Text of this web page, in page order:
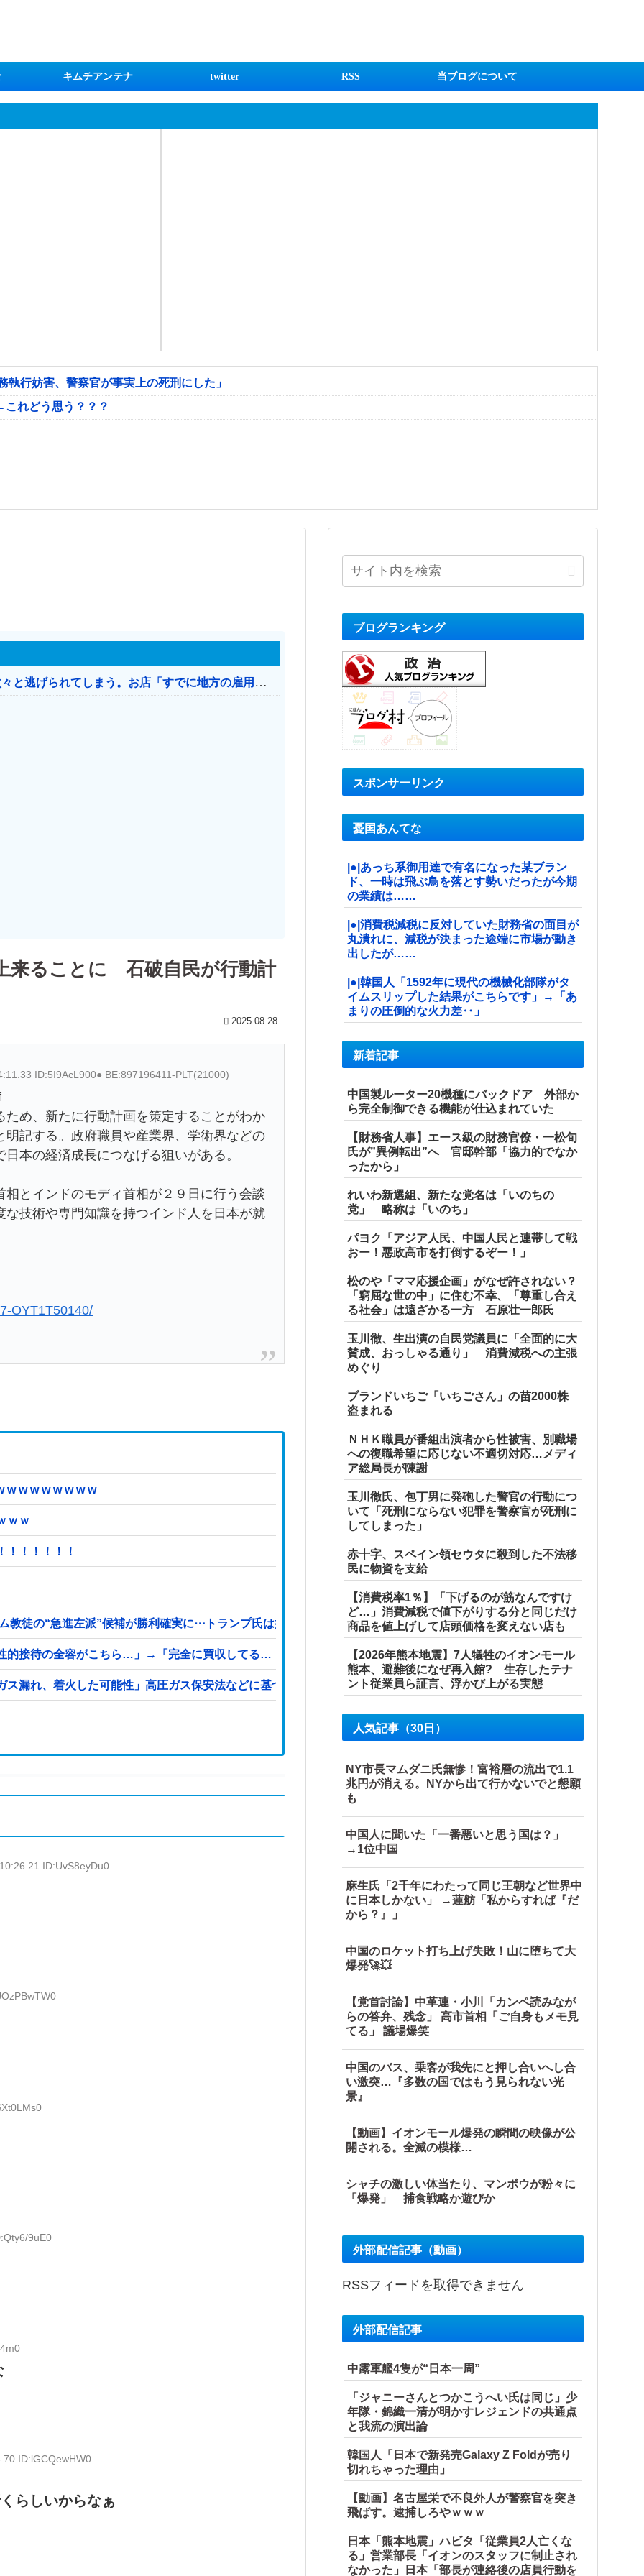
キムチアンテナ twitter RSS 当ブログについて
行妨害、警察官が事実上の死刑にした」
れどう思う？？？
日本のお店、時給1500円でもミャンマー人に次々と逃げられてしまう。お店「すでに地方の雇用は崩壊」
来ることに 石破自民が行動計
2025.08.28
ID:5I9AcL900● BE:897196411-PLT(21000)
め、新たに行動計画を策定することがわか
記する。政府職員や産業界、学術界などの
本の経済成長につなげる狙いがある。
とインドのモディ首相が２９日に行う会談
技術や専門知識を持つインド人を日本が就
OYT1T50140/
w w w w w w w w
ｗｗ
！！！！！！
教徒の“急進左派”候補が勝利確実に⋯トランプ氏は批判
的接待の全容がこちら…」→「完全に買収してる…（ブルブル」＝韓国の反応
漏れ、着火した可能性」高圧ガス保安法などに基づき、経産省に報告他
ID:UvS8eyDu0
9uE0
ID:lGCQewHW0
らしいからなぁ
ブログランキング
スポンサーリンク
憂国あんてな
|●|あっち系御用達で有名になった某ブラン
ド、一時は飛ぶ鳥を落とす勢いだったが今期
の業績は……
|●|消費税減税に反対していた財務省の面目が
丸潰れに、減税が決まった途端に市場が動き
出したが……
|●|韓国人「1592年に現代の機械化部隊がタ
イムスリップした結果がこちらです」→「あ
まりの圧倒的な火力差‥」
新着記事
中国製ルーター20機種にバックドア 外部か
ら完全制御できる機能が仕込まれていた
【財務省人事】エース級の財務官僚・一松旬
氏が”異例転出”へ 官邸幹部「協力的でなか
ったから」
れいわ新選組、新たな党名は「いのちの
党」 略称は「いのち」
パヨク「アジア人民、中国人民と連帯して戦
おー！悪政高市を打倒するぞー！」
松のや「ママ応援企画」がなぜ許されない？
「窮屈な世の中」に住む不幸、「尊重し合え
る社会」は遠ざかる一方 石原壮一郎氏
玉川徹、生出演の自民党議員に「全面的に大
賛成、おっしゃる通り」 消費減税への主張
めぐり
ブランドいちご「いちごさん」の苗2000株
盗まれる
ＮＨＫ職員が番組出演者から性被害、別職場
への復職希望に応じない不適切対応…メディ
ア総局長が陳謝
玉川徹氏、包丁男に発砲した警官の行動につ
いて「死刑にならない犯罪を警察官が死刑に
してしまった」
赤十字、スペイン領セウタに殺到した不法移
民に物資を支給
【消費税率1％】「下げるのが筋なんですけ
ど…」消費減税で値下がりする分と同じだけ
商品を値上げして店頭価格を変えない店も
【2026年熊本地震】7人犠牲のイオンモール
熊本、避難後になぜ再入館? 生存したテナ
ント従業員ら証言、浮かび上がる実態
人気記事（30日）
NY市長マムダニ氏無惨！富裕層の流出で1.1
兆円が消える。NYから出て行かないでと懇願
も
中国人に聞いた「一番悪いと思う国は？」
→1位中国
麻生氏「2千年にわたって同じ王朝など世界中
に日本しかない」 →蓮舫「私からすれば『だ
から？』」
中国のロケット打ち上げ失敗！山に堕ちて大
爆発🚀💥
【党首討論】中革連・小川「カンペ読みなが
らの答弁、残念」 高市首相「ご自身もメモ見
てる」 議場爆笑
中国のバス、乗客が我先にと押し合いへし合
い激突…『多数の国ではもう見られない光
景』
【動画】イオンモール爆発の瞬間の映像が公
開される。全滅の模様…
シャチの激しい体当たり、マンボウが粉々に
「爆発」 捕食戦略か遊びか
外部配信記事（動画）
RSSフィードを取得できません
外部配信記事
中露軍艦4隻が“日本一周”
「ジャニーさんとつかこうへい氏は同じ」少
年隊・錦織一清が明かすレジェンドの共通点
と我流の演出論
韓国人「日本で新発売Galaxy Z Foldが売り
切れちゃった理由」
【動画】名古屋栄で不良外人が警察官を突き
飛ばす。逮捕しろやｗｗｗ
日本「熊本地震」ハビタ「従業員2人亡くな
る」営業部長「イオンのスタッフに制止され
なかった」日本「部長が連絡後の店員行動を